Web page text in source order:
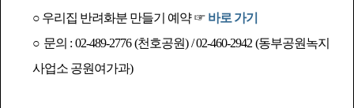
○ 우리집 반려화분 만들기 예약 ☞ 바로 가기
○ 문의 : 02-489-2776 (천호공원) / 02-460-2942 (동부공원녹지
사업소 공원여가과)